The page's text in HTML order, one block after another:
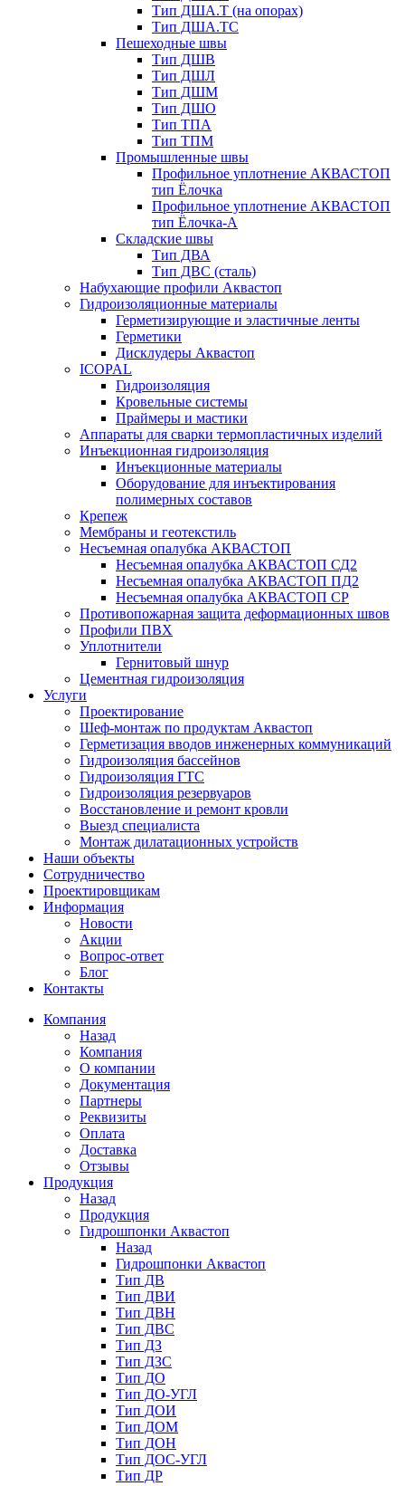
Тип ДША.Т (на опорах)
Тип ДША.ТС
Пешеходные швы
Тип ДШВ
Тип ДШЛ
Тип ДШМ
Тип ДШО
Тип ТПА
Тип ТПМ
Промышленные швы
Профильное уплотнение АКВАСТОП
тип Ёлочка
Профильное уплотнение АКВАСТОП
тип Ёлочка-А
Складские швы
Тип ДВА
Тип ДВС (сталь)
Набухающие профили Аквастоп
Гидроизоляционные материалы
Герметизирующие и эластичные ленты
Герметики
Дисклудеры Аквастоп
ICOPAL
Гидроизоляция
Кровельные системы
Праймеры и мастики
Аппараты для сварки термопластичных изделий
Инъекционная гидроизоляция
Инъекционные материалы
Оборудование для инъектирования
полимерных составов
Крепеж
Мембраны и геотекстиль
Несъемная опалубка АКВАСТОП
Несъемная опалубка АКВАСТОП СД2
Несъемная опалубка АКВАСТОП ПД2
Несъемная опалубка АКВАСТОП СР
Противопожарная защита деформационных швов
Профили ПВХ
Уплотнители
Гернитовый шнур
Цементная гидроизоляция
Услуги
Проектирование
Шеф-монтаж по продуктам Аквастоп
Герметизация вводов инженерных коммуникаций
Гидроизоляция бассейнов
Гидроизоляция ГТС
Гидроизоляция резервуаров
Восстановление и ремонт кровли
Выезд специалиста
Монтаж дилатационных устройств
Наши объекты
Сотрудничество
Проектировщикам
Информация
Новости
Акции
Вопрос-ответ
Блог
Контакты
Компания
Назад
Компания
О компании
Документация
Партнеры
Реквизиты
Оплата
Доставка
Отзывы
Продукция
Назад
Продукция
Гидрошпонки Аквастоп
Назад
Гидрошпонки Аквастоп
Тип ДВ
Тип ДВИ
Тип ДВН
Тип ДВС
Тип ДЗ
Тип ДЗС
Тип ДО
Тип ДО-УГЛ
Тип ДОИ
Тип ДОМ
Тип ДОН
Тип ДОС-УГЛ
Тип ДР